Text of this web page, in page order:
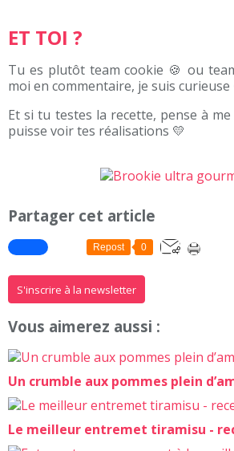
ET TOI ?
Tu es plutôt team cookie 🍪 ou
moi en commentaire, je suis curieuse
Et si tu testes la recette, pense à
puisse voir tes réalisations 💛
Partager cet article
Repost 0
S'inscrire à la newsletter
Vous aimerez aussi :
Un crumble aux pommes plein
Le meilleur entremet tiramisu -